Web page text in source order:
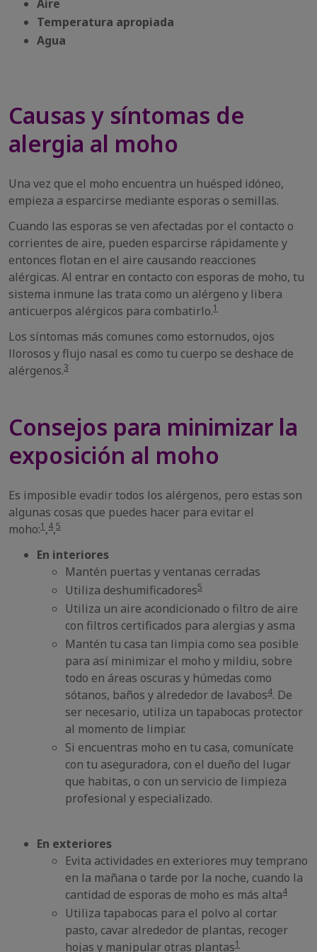
Aire
Temperatura apropiada
Agua
Causas y síntomas de
alergia al moho
Una vez que el moho encuentra un huésped idóneo,
empieza a esparcirse mediante esporas o semillas.
Cuando las esporas se ven afectadas por el contacto o
corrientes de aire, pueden esparcirse rápidamente y
entonces flotan en el aire causando reacciones
alérgicas. Al entrar en contacto con esporas de moho, tu
sistema inmune las trata como un alérgeno y libera
anticuerpos alérgicos para combatirlo.1
Los síntomas más comunes como estornudos, ojos
llorosos y flujo nasal es como tu cuerpo se deshace de
alérgenos.3
Consejos para minimizar la
exposición al moho
Es imposible evadir todos los alérgenos, pero estas son
algunas cosas que puedes hacer para evitar el
moho:1 ,4,5
En interiores
Mantén puertas y ventanas cerradas
Utiliza deshumificadores5
Utiliza un aire acondicionado o filtro de aire
con filtros certificados para alergias y asma
Mantén tu casa tan limpia como sea posible
para así minimizar el moho y mildiu, sobre
todo en áreas oscuras y húmedas como
sótanos, baños y alrededor de lavabos4. De
ser necesario, utiliza un tapabocas protector
al momento de limpiar.
Si encuentras moho en tu casa, comunícate
con tu aseguradora, con el dueño del lugar
que habitas, o con un servicio de limpieza
profesional y especializado.
En exteriores
Evita actividades en exteriores muy temprano
en la mañana o tarde por la noche, cuando la
cantidad de esporas de moho es más alta4
Utiliza tapabocas para el polvo al cortar
pasto, cavar alrededor de plantas, recoger
hojas y manipular otras plantas1